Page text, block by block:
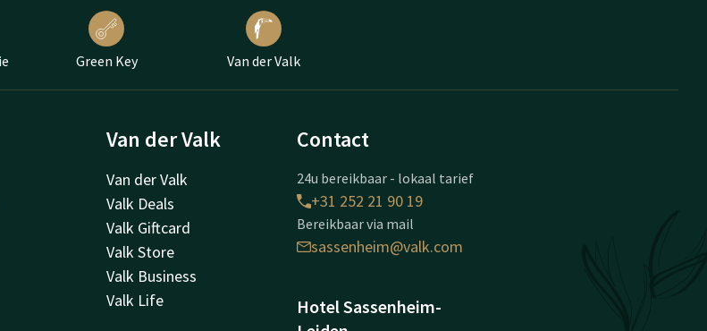
Green Key Van der Valk
Van der Valk
Van der Valk
Valk Deals
Valk Giftcard
Valk Store
Valk Business
Valk Life
Contact
24u bereikbaar - lokaal tarief
+31 252 21 90 19
Bereikbaar via mail
sassenheim@valk.com
Hotel Sassenheim-